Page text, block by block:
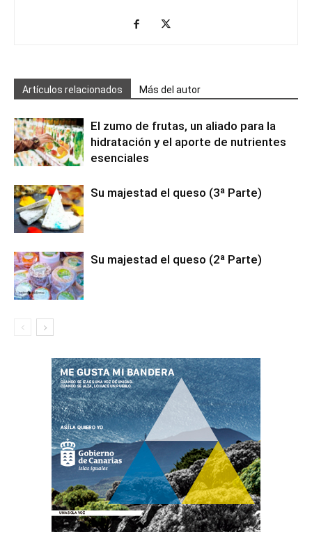
Artículos relacionados Más del autor
El zumo de frutas, un aliado para la
hidratación y el aporte de nutrientes
esenciales
Su majestad el queso (3ª Parte)
Su majestad el queso (2ª Parte)